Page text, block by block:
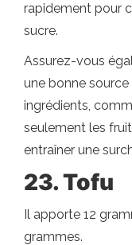
rapidement pour
sucre.
Assurez-vous
une bonne
ingrédients,
seulement les
entraîner une
23. Tofu
Il apporte 12
grammes.